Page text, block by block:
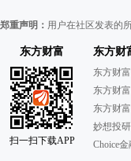
郑重声明： 用户在社区发表的
东方财富
扫一扫下载APP
东方财
东方财
东方财
东方财
妙想投
Choice